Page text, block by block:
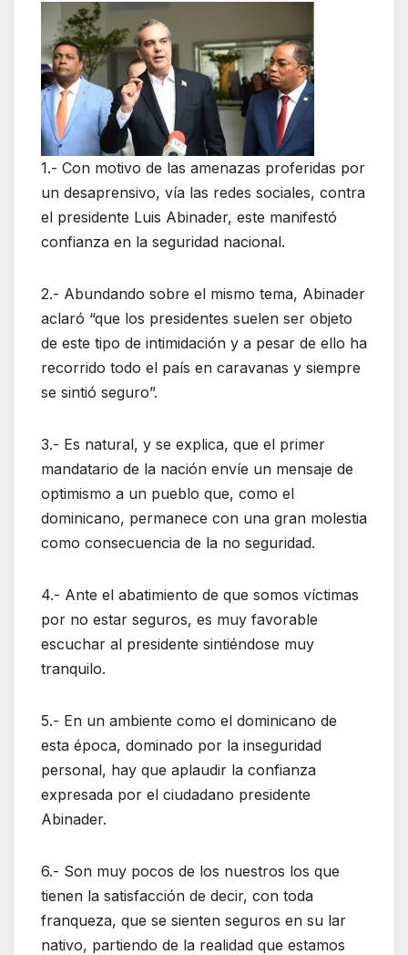
1.- Con motivo de las amenazas proferidas por
un desaprensivo, vía las redes sociales, contra
el presidente Luis Abinader, este manifestó
confianza en la seguridad nacional.
2.- Abundando sobre el mismo tema, Abinader
aclaró “que los presidentes suelen ser objeto
de este tipo de intimidación y a pesar de ello ha
recorrido todo el país en caravanas y siempre
se sintió seguro”.
3.- Es natural, y se explica, que el primer
mandatario de la nación envíe un mensaje de
optimismo a un pueblo que, como el
dominicano, permanece con una gran molestia
como consecuencia de la no seguridad.
4.- Ante el abatimiento de que somos víctimas
por no estar seguros, es muy favorable
escuchar al presidente sintiéndose muy
tranquilo.
5.- En un ambiente como el dominicano de
esta época, dominado por la inseguridad
personal, hay que aplaudir la confianza
expresada por el ciudadano presidente
Abinader.
6.- Son muy pocos de los nuestros los que
tienen la satisfacción de decir, con toda
franqueza, que se sienten seguros en su lar
nativo, partiendo de la realidad que estamos